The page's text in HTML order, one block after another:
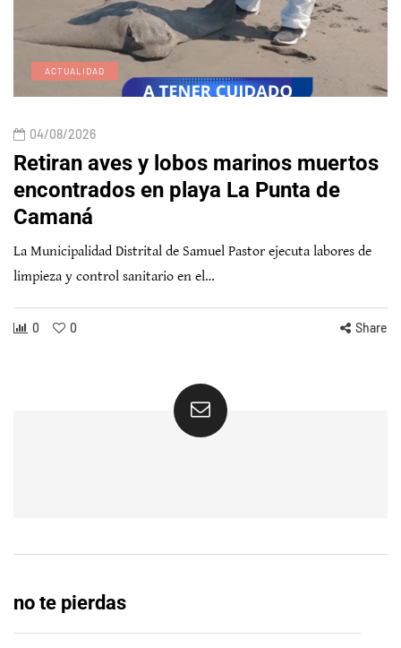
ACTUALIDAD
04/08/2026
Retiran aves y lobos marinos muertos
encontrados en playa La Punta de
Camaná
La Municipalidad Distrital de Samuel Pastor ejecuta labores de
limpieza y control sanitario en el…
0 0 Share
no te pierdas